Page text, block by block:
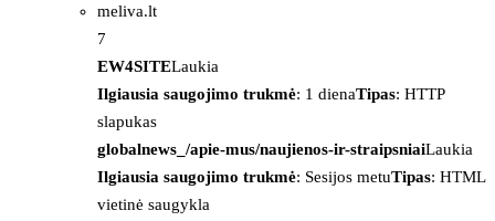
meliva.lt
7
EW4SITELaukia
Ilgiausia saugojimo trukmė: 1 dienaTipas: HTTP
slapukas
globalnews_/apie-mus/naujienos-ir-straipsniaiLaukia
Ilgiausia saugojimo trukmė: Sesijos metuTipas: HTML
vietinė saugykla